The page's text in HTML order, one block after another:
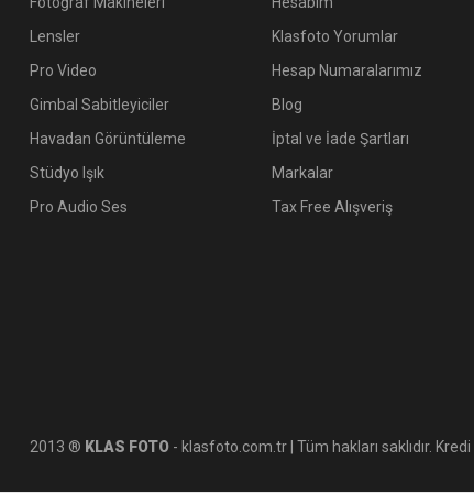
Lensler
Pro Video
Gimbal Sabitleyiciler
Havadan Görüntüleme
Stüdyo Işık
Pro Audio Ses
Klasfoto Yorumlar
Hesap Numaralarımız
Blog
İptal ve İade Şartları
Markalar
Tax Free Alışveriş
2013 ® KLAS FOTO - klasfoto.com.tr | Tüm hakları saklıdır.